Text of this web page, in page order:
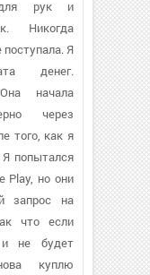
рук и
Никогда
поступала. Я
денег.
начала
через
того, как я
Я попытался
Play, но они
запрос на
что если
и не будет
куплю